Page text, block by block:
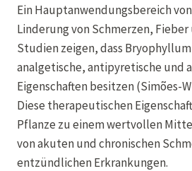
Ein Hauptanwendungsbereich
Linderung von Schmerzen,
Studien zeigen, dass
analgetische, antipyretische und
Eigenschaften besitzen (Simões-
Diese therapeutischen
Pflanze zu einem wertvollen
von akuten und chronischen
entzündlichen Erkrankungen.